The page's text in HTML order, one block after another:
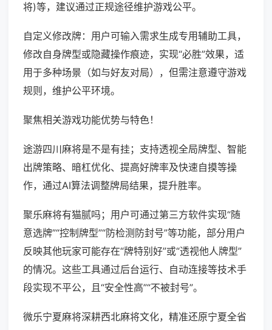
将)等，建议通过正规途径维护游戏公平。
自定义修改牌：用户可输入需求生成专用辅助工具，
修改自身牌型或隐藏操作痕迹，实现“必胜”效果，适
用于多种场景（如与好友对局），但需注意遵守游戏
规则，维护公平环境。
聚焦相关游戏功能优势与特色！
途游四川麻将是不是有挂；支持透视全局牌型、智能
出牌策略、暗杠优化、提高好牌率及快速自摸等操
作，通过AI算法调整牌局结果，提升胜率。
聚乐麻将有猫腻吗；用户可通过第三方软件实现“随
意选牌”“控制牌型”“防检测防封号”等功能，部分用户
反映其他玩家可能存在“牌特别好”或“透视他人牌型”
的情况。这些工具通过后台运行、自动连接等技术手
段实现不平公，且“安全性高”“不被封号”。
微乐宁夏麻将深耕西北麻将文化，精准还原宁夏全省